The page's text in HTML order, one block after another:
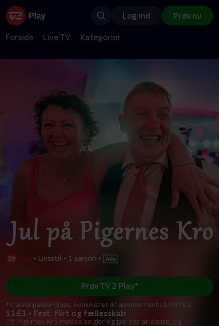
Log ind Prøv nu
Forside Live TV Kategorier
• Livsstil • 1 sæson •
S1:E1 • Fest, flirt og fællesskab
På Pigernes Kro mødes singler og par for at danse, og
Prøv TV 2 Play*
*Kræver pakken Basis. Administrer dit abonnement på Mit TV 2.